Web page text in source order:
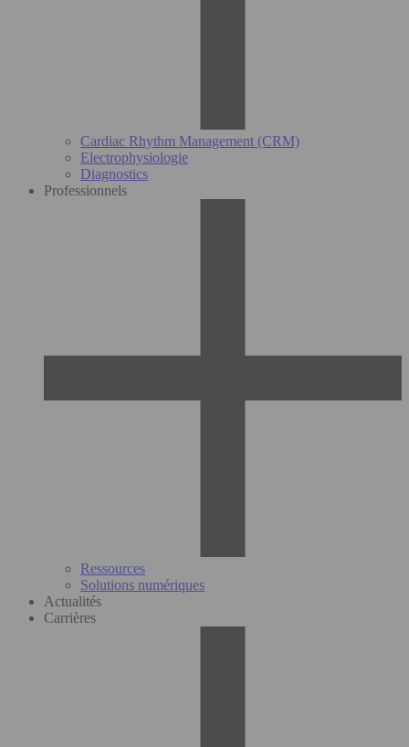
Cardiac Rhythm Management (CRM)
Electrophysiologie
Diagnostics
Professionnels
Ressources
Solutions numériques
Actualités
Carrières